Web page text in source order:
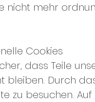
nicht mehr
Cookies
dass Teile
bleiben. Durch
zu besuchen.